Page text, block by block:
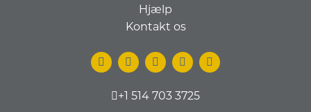
Hjælp
Kontakt os
+1 514 703 3725